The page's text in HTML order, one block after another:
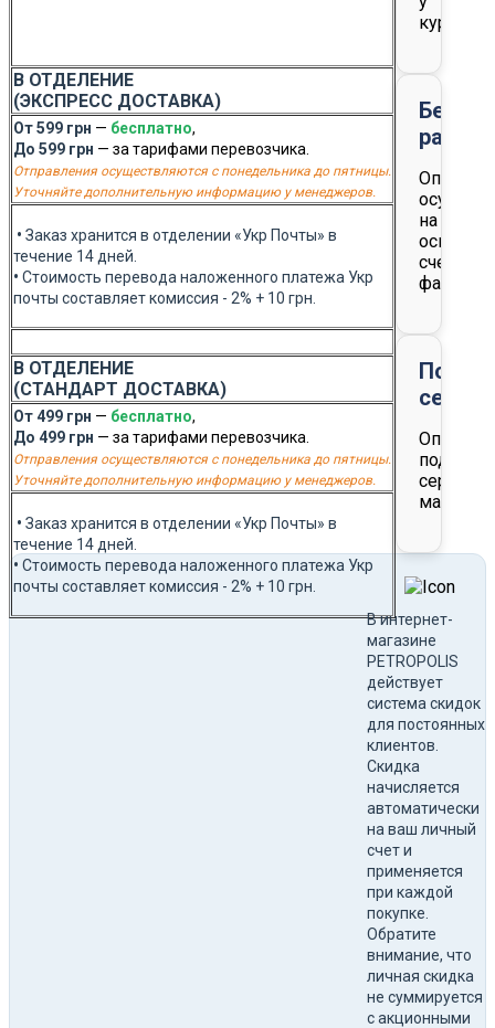
В ОТДЕЛЕНИЕ
(ЭКСПРЕСС ДОСТАВКА)
От 599 грн — бесплатно,
До 599 грн — за тарифами перевозчика.
Отправления осуществляются с понедельника до пятницы.
Уточняйте дополнительную информацию у менеджеров.
• Заказ хранится в отделении «Укр Почты» в
течение 14 дней.
• Стоимость перевода наложенного платежа Укр
почты составляет комиссия - 2% + 10 грн.
В ОТДЕЛЕНИЕ
(СТАНДАРТ ДОСТАВКА)
От 499 грн — бесплатно,
До 499 грн — за тарифами перевозчика.
Отправления осуществляются с понедельника до пятницы.
Уточняйте дополнительную информацию у менеджеров.
• Заказ хранится в отделении «Укр Почты» в
течение 14 дней.
• Стоимость перевода наложенного платежа Укр
почты составляет комиссия - 2% + 10 грн.
курьера
расчет
Оплата
на
счета-
фактуры
Оплата
магазина
В интернет-
магазине
PETROPOLIS
действует
система скидок
для постоянных
клиентов.
Скидка
начисляется
автоматически
на ваш личный
счет и
применяется
при каждой
покупке.
Обратите
внимание, что
личная скидка
не суммируется
с акционными